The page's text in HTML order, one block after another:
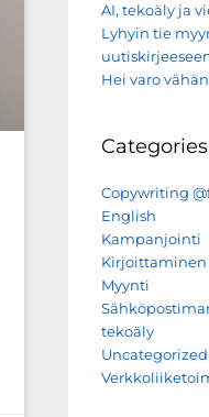
AI, tekoäly ja
Lyhyin tie
Hei varo
Categories
Copywriting
English
Kampanjointi
Kirjoittaminen
Myynti
tekoäly
Uncategorized